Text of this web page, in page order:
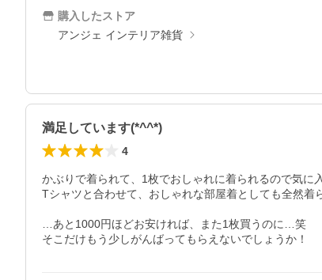
購入したストア
アンジェ インテリア雑貨
満足しています(*^^*)
4
かぶりで着られて、1枚でおしゃれに着られるので気に
Tシャツと合わせて、おしゃれな部屋着としても全然着
…あと1000円ほどお安ければ、また1枚買うのに…笑
そこだけもう少しがんばってもらえないでしょうか！